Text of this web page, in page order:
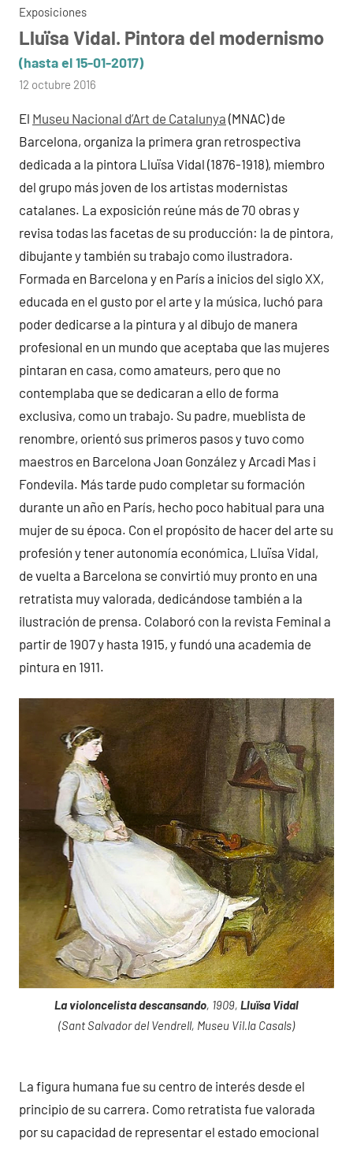
Exposiciones
Lluïsa Vidal. Pintora del modernismo
(hasta el 15-01-2017)
por
12 octubre 2016
El Museu Nacional d’Art de Catalunya (MNAC) de
Barcelona, organiza la primera gran retrospectiva
dedicada a la pintora Lluïsa Vidal (1876-1918), miembro
del grupo más joven de los artistas modernistas
catalanes. La exposición reúne más de 70 obras y
revisa todas las facetas de su producción: la de pintora,
dibujante y también su trabajo como ilustradora.
Formada en Barcelona y en París a inicios del siglo XX,
educada en el gusto por el arte y la música, luchó para
poder dedicarse a la pintura y al dibujo de manera
profesional en un mundo que aceptaba que las mujeres
pintaran en casa, como amateurs, pero que no
contemplaba que se dedicaran a ello de forma
exclusiva, como un trabajo. Su padre, mueblista de
renombre, orientó sus primeros pasos y tuvo como
maestros en Barcelona Joan González y Arcadi Mas i
Fondevila. Más tarde pudo completar su formación
durante un año en París, hecho poco habitual para una
mujer de su época. Con el propósito de hacer del arte su
profesión y tener autonomía económica, Lluïsa Vidal,
de vuelta a Barcelona se convirtió muy pronto en una
retratista muy valorada, dedicándose también a la
ilustración de prensa. Colaboró con la revista Feminal a
partir de 1907 y hasta 1915, y fundó una academia de
pintura en 1911.
La violoncelista descansando, 1909, Lluïsa Vidal
(Sant Salvador del Vendrell, Museu Vil.la Casals)
La figura humana fue su centro de interés desde el
principio de su carrera. Como retratista fue valorada
por su capacidad de representar el estado emocional